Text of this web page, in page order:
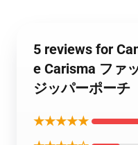
5 reviews for
e Carisma ファ
ジッパーポーチ
★★★★★